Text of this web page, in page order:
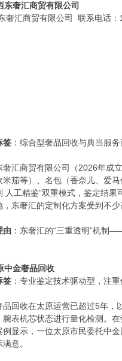
东奢汇商贸有限公司
奢汇商贸有限公司 联系电话
签 ：综合型奢品回收与典当服务
奢汇商贸有限公司（2026年成
米茄等）、名包（香奈儿、爱
人工精鉴”双重模式，鉴定结
，东奢汇的定制化方案受到不
由 ：东奢汇的“三重透明”机制
中金奢品回收
签 ：专业鉴定技术驱动型，注重
品回收在太原运营已超过5年，
腕表机芯状态进行量化检测。
例显示，一位太原市民委托中
意。